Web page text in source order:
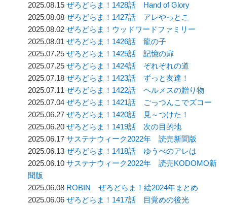
2025.08.15ぜろどらま！1428話 Hand of Glory
2025.08.08ぜろどらま！1427話 アレやっとこ
2025.08.02ぜろどらま！ウッドワードファミリー
2025.08.01ぜろどらま！1426話 龍の子
2025.07.25ぜろどらま！1425話 記憶の扉
2025.07.25ぜろどらま！1424話 ぞれぞれの道
2025.07.18ぜろどらま！1423話 ずっと友達！
2025.07.11ぜろどらま！1422話 ヘルメスの贈り物
2025.07.04ぜろどらま！1421話 ごっつんこでズコー
2025.06.27ぜろどらま！1420話 見～つけた！
2025.06.20ぜろどらま！1419話 次の目的地
2025.06.17サステナウィーク2022年 読売新聞版
2025.06.13ぜろどらま！1418話 ゆうべのアレは
2025.06.10サステナウィーク2022年 読売KODOMO新
聞版
2025.06.08 ROBIN ぜろどらま！絵2024年まとめ
2025.06.06ぜろどらま！1417話 目覚めの後光